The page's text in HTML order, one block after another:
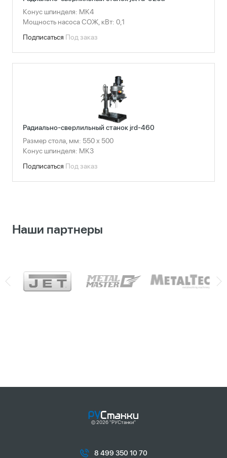
Конус шпинделя: MK4
Мощность насоса СОЖ, кВт: 0,1
Подписаться Под заказ
Радиально-сверлильный станок jrd-460
Размер стола, мм: 550 х 500
Конус шпинделя: MK3
Подписаться Под заказ
Наши партнеры
© 2026 "РУСтанки"
8 499 350 10 70